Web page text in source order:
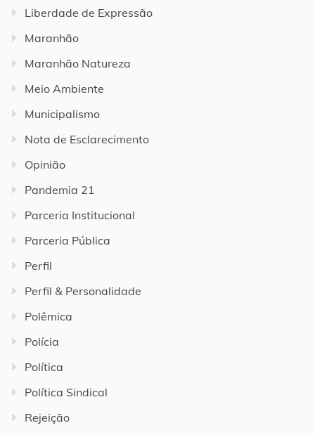
Liberdade de Expressão
Maranhão
Maranhão Natureza
Meio Ambiente
Municipalismo
Nota de Esclarecimento
Opinião
Pandemia 21
Parceria Institucional
Parceria Pública
Perfil
Perfil & Personalidade
Polêmica
Polícia
Política
Política Sindical
Rejeição